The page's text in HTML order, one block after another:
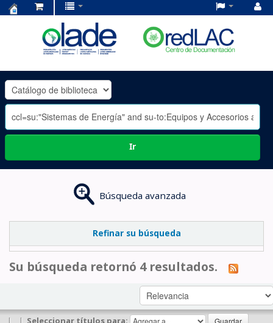
OLADE
-
Ir
Búsqueda avanzada
Refinar su búsqueda
Su búsqueda retornó 4 resultados.
| | Seleccionar títulos para: